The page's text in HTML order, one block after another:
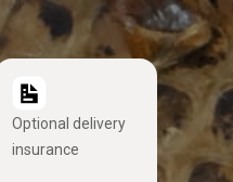
Optional delivery
insurance